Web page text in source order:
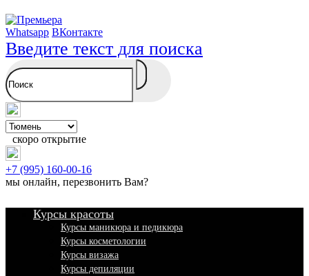
Whatsapp ВКонтакте
Введите текст для поиска
скоро открытие
+7 (995) 160-00-16
мы онлайн, перезвонить Вам?
Курсы красоты
Курсы маникюра и педикюра
Курсы косметологии
Курсы визажа
Курсы депиляции